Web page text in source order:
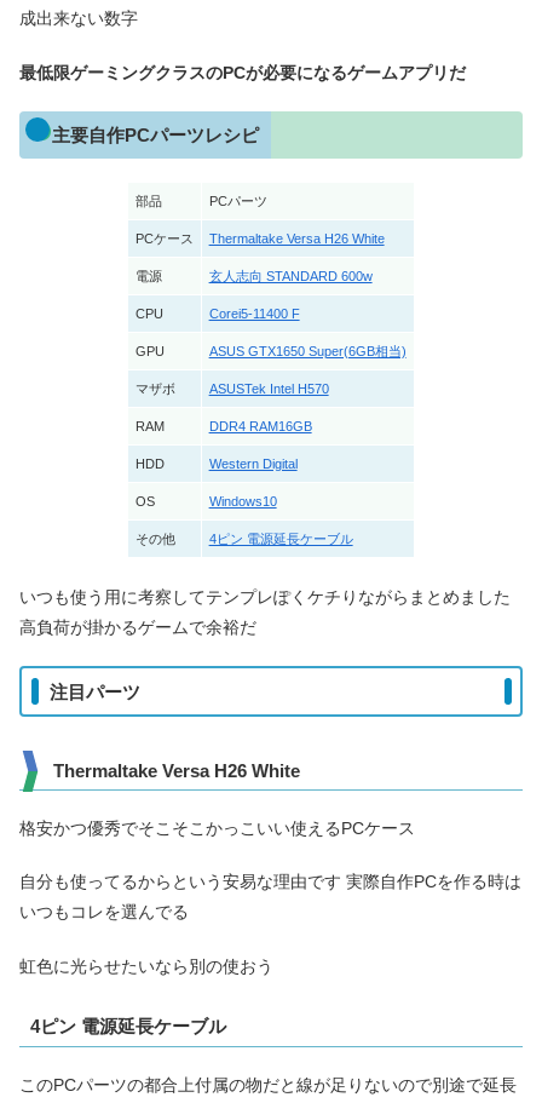
成出来ない数字
最低限ゲーミングクラスのPCが必要になるゲームアプリだ
主要自作PCパーツレシピ
部品 PCパーツ
PCケース Thermaltake Versa H26 White
電源 玄人志向 STANDARD 600w
CPU Corei5-11400 F
GPU ASUS GTX1650 Super(6GB相当)
マザボ ASUSTek Intel H570
RAM DDR4 RAM16GB
HDD Western Digital
OS Windows10
その他 4ピン 電源延長ケーブル
いつも使う用に考察してテンプレぽくケチりながらまとめました
高負荷が掛かるゲームで余裕だ
注目パーツ
Thermaltake Versa H26 White
格安かつ優秀でそこそこかっこいい使えるPCケース
自分も使ってるからという安易な理由です 実際自作PCを作る時は
いつもコレを選んでる
虹色に光らせたいなら別の使おう
4ピン 電源延長ケーブル
このPCパーツの都合上付属の物だと線が足りないので別途で延長